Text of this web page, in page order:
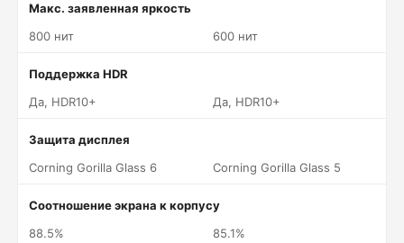
Макс. заявленная яркость
800 нит
600 нит
Поддержка HDR
Да, HDR10+
Да, HDR10+
Защита дисплея
Corning Gorilla Glass 6
Corning Gorilla Glass 5
Соотношение экрана к корпусу
88.5%
85.1%